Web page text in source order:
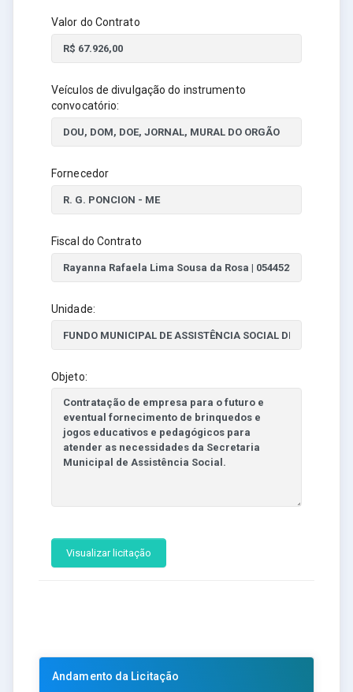
Valor do Contrato
Veículos de divulgação do instrumento
convocatório:
Fornecedor
Fiscal do Contrato
Unidade:
Objeto:
Visualizar licitação
Andamento da Licitação